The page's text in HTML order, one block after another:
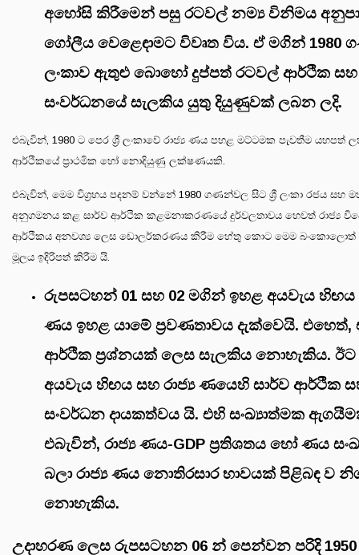
අහෝසි කිරීමෙන් පසු රටවල් නම්‍ය විනිමය
ගෝලීය වෙළෙඳාමට විවෘත විය. ඒ මගින් 1980
ලංකාව ඇතුළු බොහෝ දුප්පත් රටවල් ආර්ථික සහ
සංවර්ධනයේ සැලකිය යුතු දියුණුවක් ලබන ලදි.
එබැවින්, 1980 ට පෙර ශ්‍රී ලංකාවේ රාජ්‍ය ණය පහළ මට්ටමක පැවතීම
ආර්ථිකයේ ප්‍රාථමික හෝ නොදියුණු ලක්ෂණයකි.
එබැවින්, මෙම විග්‍රහය පදනම් වන්නේ 1980 ගණන්වල සිට ශ්‍රී ලංකා රජය සහ
අනුගමනය කළ සාර්ව ආර්ථික කළමනාකරණයේ දුර්වලතාවය හෙවත් රාජ්‍ය
ආර්ථිකය අනවශ්‍ය ලෙස ඩොලර්කරණය කිරීම හේතු කොට මෙම බංකොලොත්
මූලය ඉදිරිපත් කිරීම යි.
රුපසටහන් 01 සහ 02 මගින් ඉහළ අයවැය හිඟය
ණය ඉහළ යාමේ ප්‍රවණතාවය දැක්වෙයි. එහෙත්,
ආර්ථික ප්‍රශ්නයක් ලෙස සැලකිය නොහැකිය.
අයවැය හිඟය සහ රාජ්‍ය ණයෙහි සාර්ව ආර්ථික
සංවර්ධන දායකත්වය යි. එහි සංඛ්‍යාත්මක
එබැවින්, රාජ්‍ය ණය-GDP ප්‍රතිශතය හෝ ණය
බලා රාජ්‍ය ණය නොතිරසාර භාවයක් පිළිබඳ ව
නොහැකිය.
උදාහරණ ලෙස රුපසටහන 06 න් පෙන්වන පරිදි